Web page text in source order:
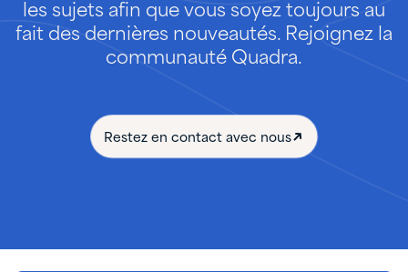
les sujets afin que vous soyez toujours au
fait des dernières nouveautés. Rejoignez la
communauté Quadra.
Restez en contact avec nous